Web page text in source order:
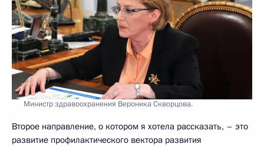
Министр здравоохранения Вероника Скворцова.
Второе направление, о котором я хотела рассказать, – это
развитие профилактического вектора развития